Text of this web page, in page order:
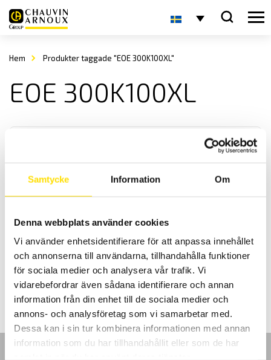
Samtycke Information Om
Denna webbplats använder cookies
Vi använder enhetsidentifierare för att anpassa innehållet
och annonserna till användarna, tillhandahålla funktioner
för sociala medier och analysera vår trafik. Vi
vidarebefordrar även sådana identifierare och annan
information från din enhet till de sociala medier och
annons- och analysföretag som vi samarbetar med.
Dessa kan i sin tur kombinera informationen med annan
information som du har tillhandahållit eller som de har
Hem Produkter taggade "EOE 300K100XL"
EOE 300K100XL
KERN EOE Plattformsvåg
KERN EOE är en praktisk och smidig plattformsvåg med med
maxkapacitet upp till 300 kg
2,200.00 kr –3,890.00krPrisintervall:
2,200.00 kr
till
3,890.00 kr
LÄS MER